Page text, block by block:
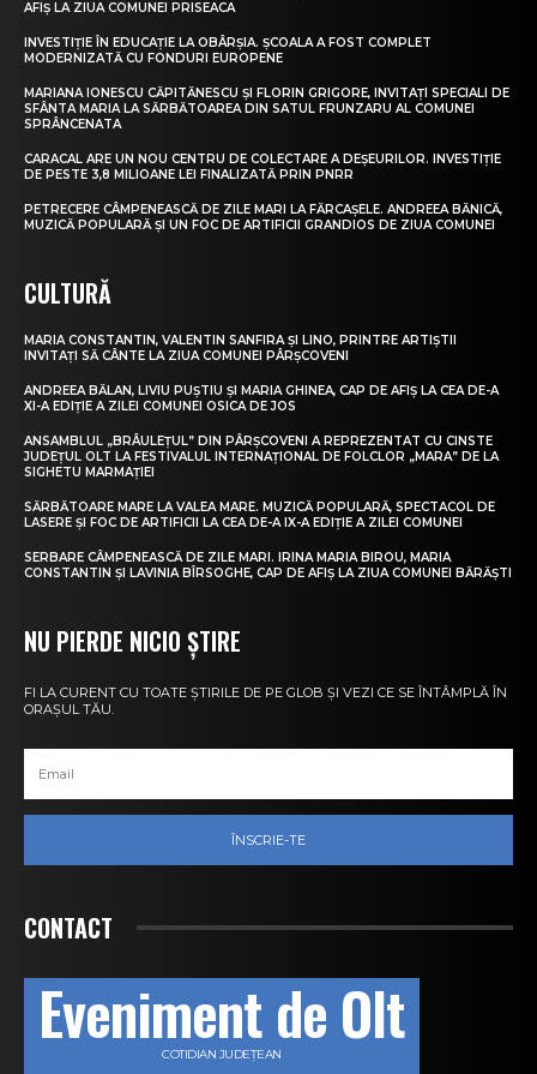
AFIȘ LA ZIUA COMUNEI PRISEACA
INVESTIȚIE ÎN EDUCAȚIE LA OBÂRȘIA. ȘCOALA A FOST COMPLET
MODERNIZATĂ CU FONDURI EUROPENE
MARIANA IONESCU CĂPITĂNESCU ȘI FLORIN GRIGORE, INVITAȚI SPECIALI DE
SFÂNTA MARIA LA SĂRBĂTOAREA DIN SATUL FRUNZARU AL COMUNEI
SPRÂNCENATA
CARACAL ARE UN NOU CENTRU DE COLECTARE A DEȘEURILOR. INVESTIȚIE
DE PESTE 3,8 MILIOANE LEI FINALIZATĂ PRIN PNRR
PETRECERE CÂMPENEASCĂ DE ZILE MARI LA FĂRCAȘELE. ANDREEA BĂNICĂ,
MUZICĂ POPULARĂ ȘI UN FOC DE ARTIFICII GRANDIOS DE ZIUA COMUNEI
CULTURĂ
MARIA CONSTANTIN, VALENTIN SANFIRA ȘI LINO, PRINTRE ARTIȘTII
INVITAȚI SĂ CÂNTE LA ZIUA COMUNEI PÂRȘCOVENI
ANDREEA BĂLAN, LIVIU PUȘTIU ȘI MARIA GHINEA, CAP DE AFIȘ LA CEA DE-A
XI-A EDIȚIE A ZILEI COMUNEI OSICA DE JOS
ANSAMBLUL „BRÂULEȚUL” DIN PÂRȘCOVENI A REPREZENTAT CU CINSTE
JUDEȚUL OLT LA FESTIVALUL INTERNAȚIONAL DE FOLCLOR „MARA” DE LA
SIGHETU MARMAȚIEI
SĂRBĂTOARE MARE LA VALEA MARE. MUZICĂ POPULARĂ, SPECTACOL DE
LASERE ȘI FOC DE ARTIFICII LA CEA DE-A IX-A EDIȚIE A ZILEI COMUNEI
SERBARE CÂMPENEASCĂ DE ZILE MARI. IRINA MARIA BIROU, MARIA
CONSTANTIN ȘI LAVINIA BÎRSOGHE, CAP DE AFIȘ LA ZIUA COMUNEI BĂRĂȘTI
NU PIERDE NICIO ȘTIRE
FI LA CURENT CU TOATE ȘTIRILE DE PE GLOB ȘI VEZI CE SE ÎNTÂMPLĂ ÎN
ORAȘUL TĂU.
ÎNSCRIE-TE
CONTACT
Eveniment de Olt
COTIDIAN JUDEȚEAN